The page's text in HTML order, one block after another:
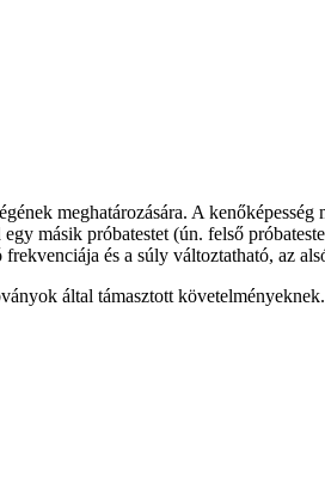
meghatározására. A kenőképesség
másik próbatestet (ún. felső
és a súly változtatható, az
által támasztott követelményeknek.